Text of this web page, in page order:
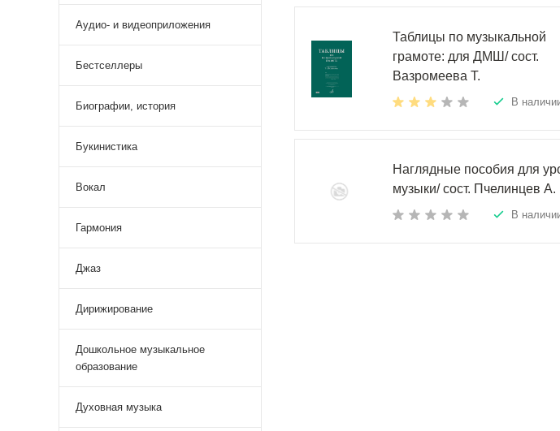
Аудио- и видеоприложения
Бестселлеры
Биографии, история
Букинистика
Вокал
Гармония
Джаз
Дирижирование
Дошкольное музыкальное
образование
Духовная музыка
Таблицы по музыкальной
грамоте: для ДМШ/ сост.
Вазромеева Т.
В
Наглядные пособия для
музыки/ сост. Пчелинцев А.
В